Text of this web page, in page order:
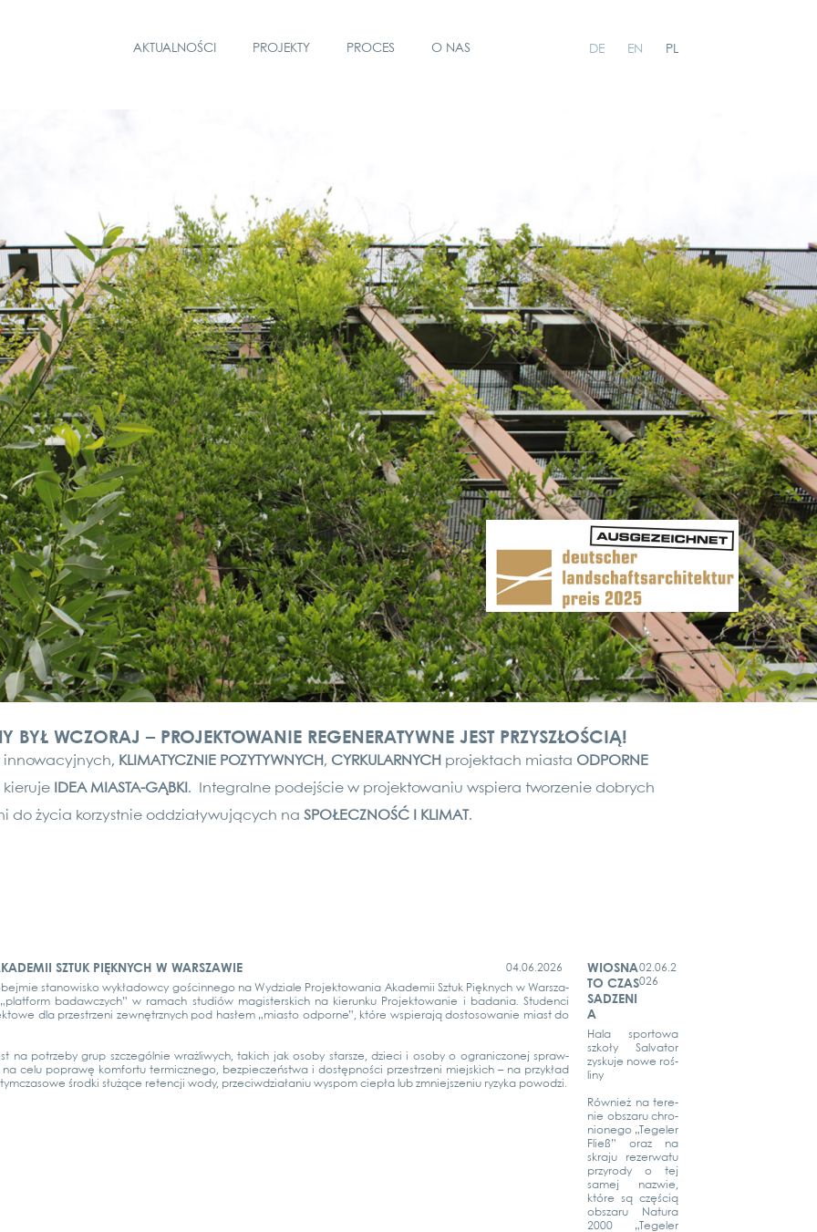
AKTUALNOŚCI PROJEKTY PROCES O NAS DE EN PL
BYŁ WCZORAJ – PROJEKTOWANIE REGENERATYWNE JEST PRZYSZŁOŚCIĄ!
inno­wa­cy­jnych, KLI­MA­TY­CZ­NIE POZY­TYWNYCH , CYR­KU­LAR­NYCH pro­jektach mias­ta ODPOR­NE
kie­ruje
IDEAMIAS­TA-GĄB­KI . Inte­gral­ne pode­jście w pro­jek­to­wa­niu wspie­ra twor­ze­nie dobrych
do życia kor­zyst­nie oddziały­wu­ją­cych na SPOŁECZ­NOŚĆ I KLI­MAT .
SZTUK PIĘKNYCH W WARSZAWIE
04.06.2026
sta­nowis­ko wykła­dow­cy gościn­n­ego na Wyd­zia­le Pro­jek­to­wa­nia Aka­de­mii Sztuk Pię­knych w Wars­za­
bad­aw­c­zych” w ramach stu­diów magis­ter­s­kich na kier­un­ku Pro­jek­to­wa­nie i bad­a­nia. Stu­den­ci
dla przestrze­ni zewnę­trz­nych pod hasłem „mias­to odpor­ne”, któ­re wspie­ra­ją dosto­so­wa­nie miast do
na potrze­by grup szc­ze­gól­nie wraż­li­wych, takich jak oso­by star­s­ze, dzie­ci i oso­by o ogra­nic­zo­nej spraw­
celu popra­wę kom­for­tu ter­micz­n­ego, bez­piec­zeńst­wa i dostęp­ności przestrze­ni mie­js­kich – na przy­kład
środ­ki służące reten­c­ji wody, prze­ciwd­ziała­niu wyspom ciepła lub zmnie­jsze­niu ryzy­ka powod­zi.
WIOSNA
TO CZAS
SADZENI
A
02.06.2
026
Hala spor­to­wa
szkoły Sal­va­tor
zys­ku­je nowe roś­
li­ny
Rów­nież na tere­
nie obs­za­ru chro­
nio­n­ego „Tege­ler
Fließ” oraz na
skra­ju rezer­wa­tu
przy­ro­dy o tej
samej nazwie,
któ­re są częścią
obs­za­ru Natu­ra
2000 „Tege­ler